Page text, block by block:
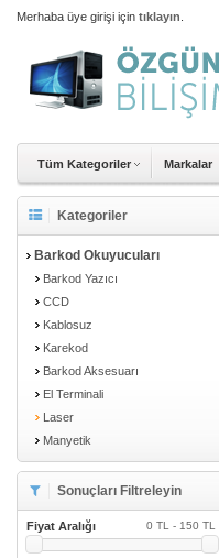
Merhaba üye girişi için tıklayın
Tüm Kategoriler Markalar
Kategoriler
Barkod Okuyucuları
Barkod Yazıcı
CCD
Kablosuz
Karekod
Barkod Aksesuarı
El Terminali
Laser
Manyetik
Sonuçları Filtreleyin
Fiyat Aralığı 0 TL - 150 TL